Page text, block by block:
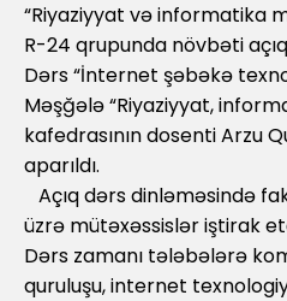
“Riyaziyyat və informatika
R-24 qrupunda növbəti
Dərs “İnternet şəbəkə
Məşğələ “Riyaziyyat,
kafedrasının dosenti Arzu
aparıldı.
Açıq dərs dinləməsində
üzrə mütəxəssislər iştirak
Dərs zamanı tələbələrə
quruluşu, internet